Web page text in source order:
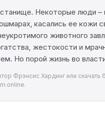
Некоторые люди
касались ее
животного
жестокости и
Но порой жизнь во
Фрэнсис Хардинг или